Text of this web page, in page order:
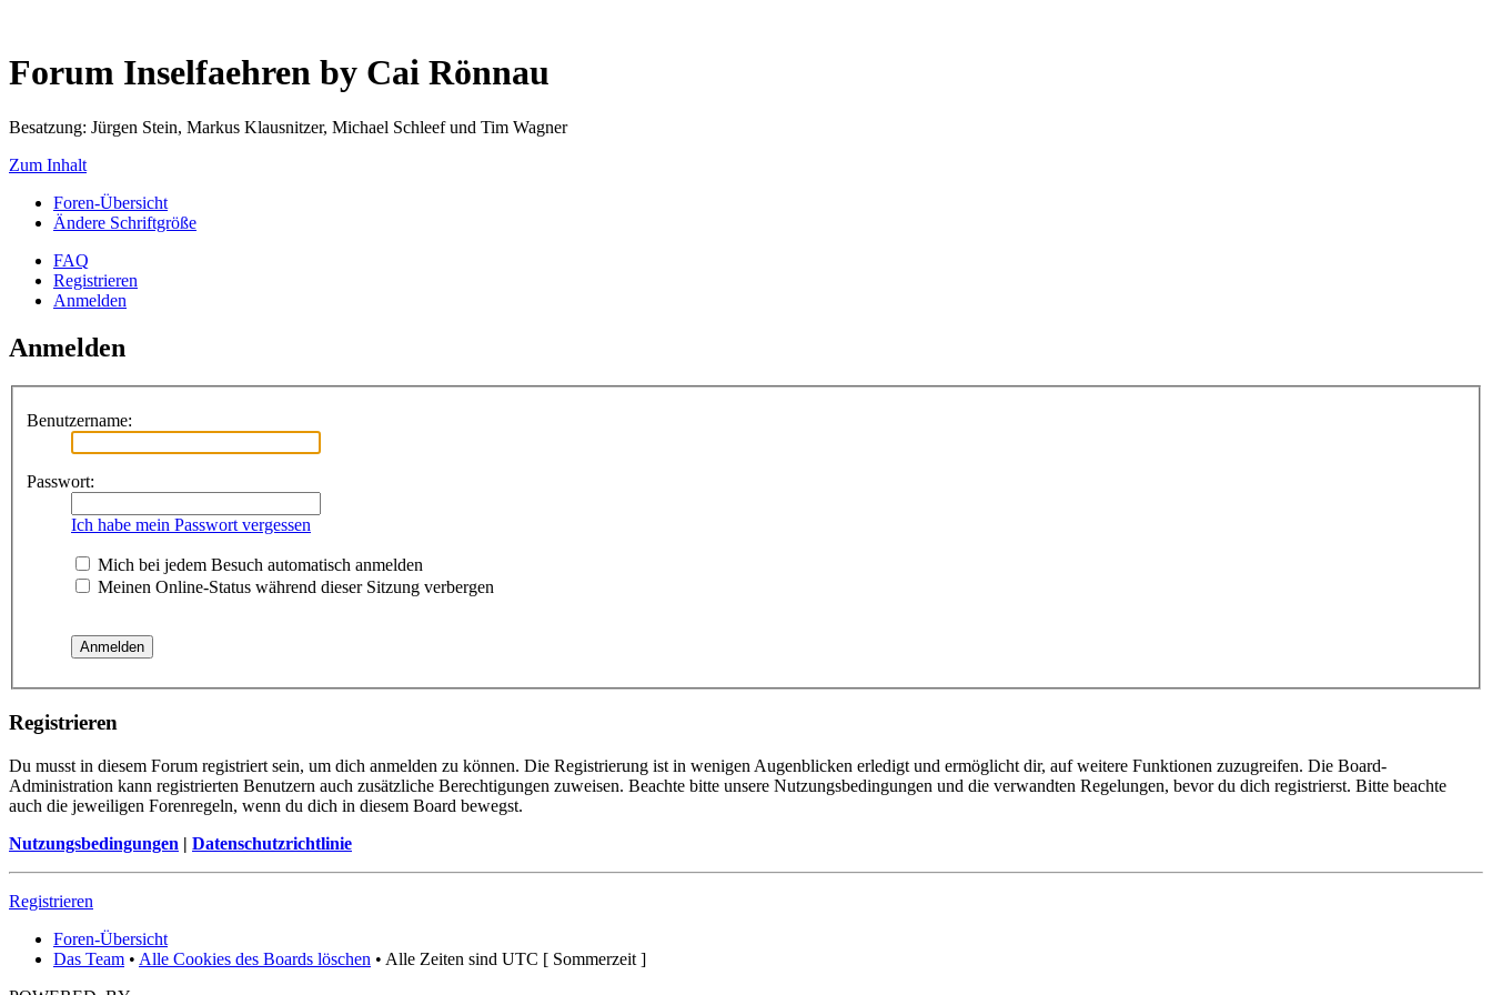
Forum Inselfaehren by Cai Rönnau
Besatzung: Jürgen Stein, Markus Klausnitzer, Michael Schleef und Tim Wagner
Zum Inhalt
Foren-Übersicht
Ändere Schriftgröße
FAQ
Registrieren
Anmelden
Anmelden
Benutzername:
Passwort:
Ich habe mein Passwort vergessen
Mich bei jedem Besuch automatisch anmelden
Meinen Online-Status während dieser Sitzung verbergen
Registrieren
Du musst in diesem Forum registriert sein, um dich anmelden zu können. Die Registrierung ist in wenigen Augenblicken erledigt und ermöglicht dir, auf weitere Funktionen zuzugreifen. Die Board-
Administration kann registrierten Benutzern auch zusätzliche Berechtigungen zuweisen. Beachte bitte unsere Nutzungsbedingungen und die verwandten Regelungen, bevor du dich registrierst. Bitte beachte
auch die jeweiligen Forenregeln, wenn du dich in diesem Board bewegst.
Nutzungsbedingungen | Datenschutzrichtlinie
Registrieren
Foren-Übersicht
Das Team • Alle Cookies des Boards löschen • Alle Zeiten sind UTC [ Sommerzeit ]